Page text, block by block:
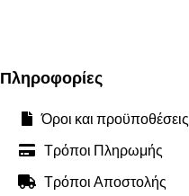
Πληροφορίες
Όροι και προϋποθέσεις
Τρόποι Πληρωμής
Τρόποι Αποστολής